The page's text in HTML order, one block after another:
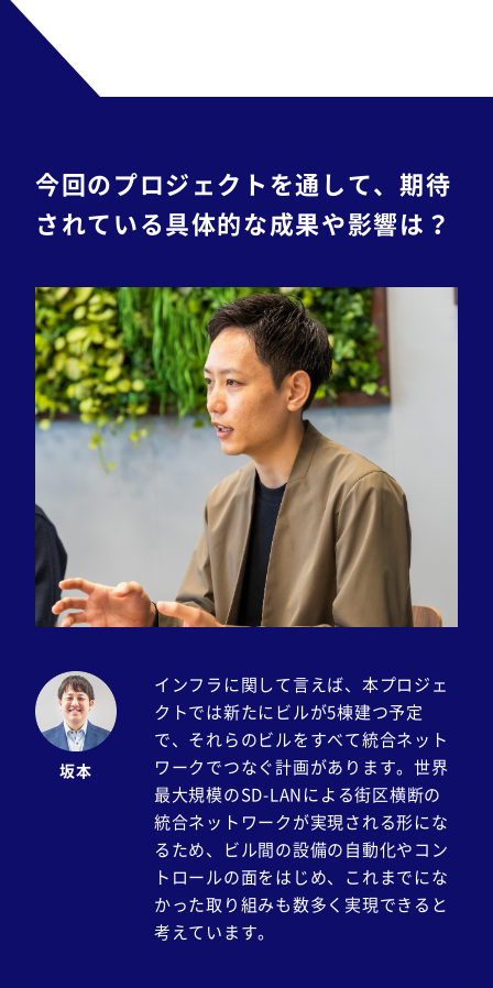
今回のプロジェクトを通して、期待
されている具体的な成果や影響は？
坂本
インフラに関して言えば、本プロジェ
クトでは新たにビルが5棟建つ予定
で、それらのビルをすべて統合ネット
ワークでつなぐ計画があります。世界
最大規模のSD-LANによる街区横断の
統合ネットワークが実現される形にな
るため、ビル間の設備の自動化やコン
トロールの面をはじめ、これまでにな
かった取り組みも数多く実現できると
考えています。